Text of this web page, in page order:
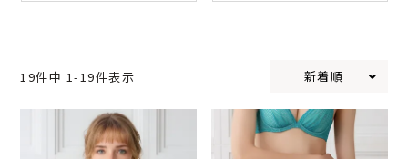
新着順
19件中 1- 19件表示